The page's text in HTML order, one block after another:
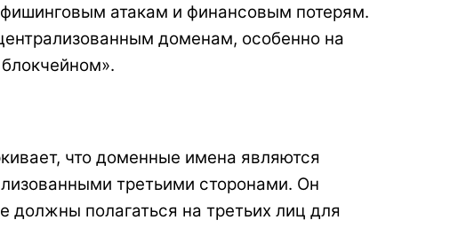
фишинговым атакам и финансовым потерям.
доменам, особенно на
что доменные имена являются
третьими сторонами. Он
должны полагаться на третьих лиц для